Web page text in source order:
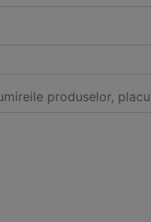
produselor,